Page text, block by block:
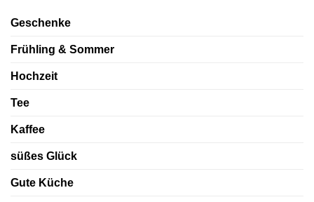
Geschenke
Frühling & Sommer
Hochzeit
Tee
Kaffee
süßes Glück
Gute Küche